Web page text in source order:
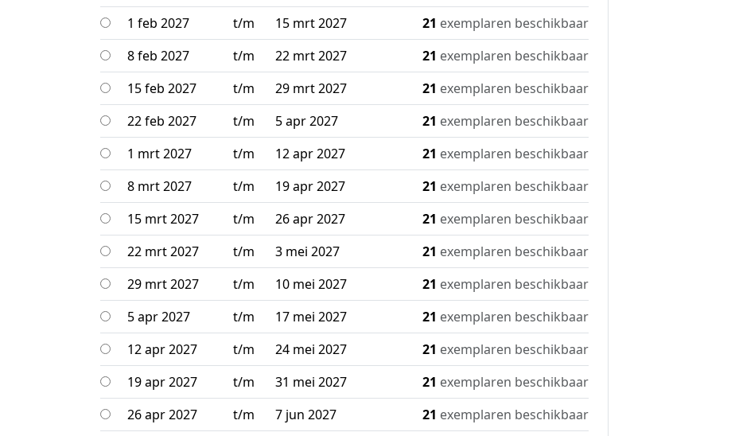
1 feb 2027
t/m 15 mrt 2027 21 exemplaren beschikbaar
8 feb 2027
t/m 22 mrt 2027 21 exemplaren beschikbaar
15 feb 2027
t/m 29 mrt 2027 21 exemplaren beschikbaar
22 feb 2027
t/m 5 apr 2027 21 exemplaren beschikbaar
1 mrt 2027
t/m 12 apr 2027 21 exemplaren beschikbaar
8 mrt 2027
t/m 19 apr 2027 21 exemplaren beschikbaar
15 mrt 2027
t/m 26 apr 2027 21 exemplaren beschikbaar
22 mrt 2027
t/m 3 mei 2027 21 exemplaren beschikbaar
29 mrt 2027
t/m 10 mei 2027 21 exemplaren beschikbaar
5 apr 2027
t/m 17 mei 2027 21 exemplaren beschikbaar
12 apr 2027
t/m 24 mei 2027 21 exemplaren beschikbaar
19 apr 2027
t/m 31 mei 2027 21 exemplaren beschikbaar
26 apr 2027
t/m 7 jun 2027 21 exemplaren beschikbaar